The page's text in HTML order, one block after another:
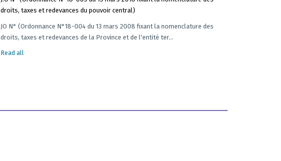
droits, taxes et redevances du pouvoir central)
JO N° (Ordonnance N°18-004 du 13 mars 2008 fixant la nomenclature des
droits, taxes et redevances de la Province et de l'entité ter...
Read all